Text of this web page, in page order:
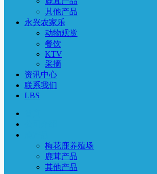
其他产品
永兴农家乐
动物观赏
餐饮
KTV
采摘
资讯中心
联系我们
LBS
梅花鹿养殖场
鹿茸产品
其他产品